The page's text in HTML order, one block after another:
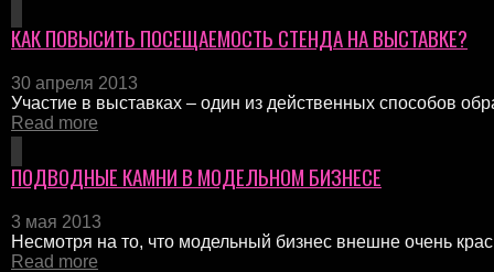
КАК ПОВЫСИТЬ ПОСЕЩАЕМОСТЬ СТЕНДА НА ВЫСТАВКЕ?
30 апреля 2013
Участие в выставках – один из действенных способов
Read more
ПОДВОДНЫЕ КАМНИ В МОДЕЛЬНОМ БИЗНЕСЕ
3 мая 2013
Несмотря на то, что модельный бизнес внешне очень
Read more